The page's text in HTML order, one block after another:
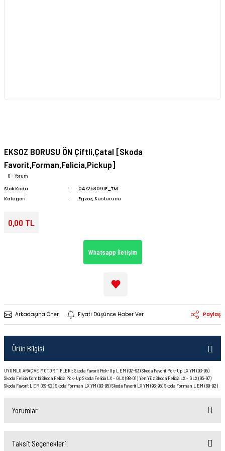
EKSOZ BORUSU ÖN Çiftli,Çatal [Skoda
Favorit,Forman,Felicia,Pickup]
0 - Yorum
Stok Kodu
047253091E_TM
Kategori
Egzoz, Susturucu
0,00 TL
Whatsapp İletişim
Arkadaşına Öner Fiyatı Düşünce Haber Ver Paylaş
Ürün Bilgisi
UYUMLU ARAÇ VE MOTOR TIPLERI: Skoda Favorit Pick-Up L EM (92-93) Skoda Favorit Pick-Up LX YM (93-95)
Skoda Felicia Combi Skoda Felicia Pick-Up Skoda Felicia LX - GLX (98-01) YeniYüz Skoda Felicia LX - GLX (95-97)
Skoda Favorit L EM (89-92) Skoda Forman LX YM (93-95) Skoda Favorit LX YM (93-95) Skoda Forman L EM (89-92)
Yorumlar
Taksit Seçenekleri